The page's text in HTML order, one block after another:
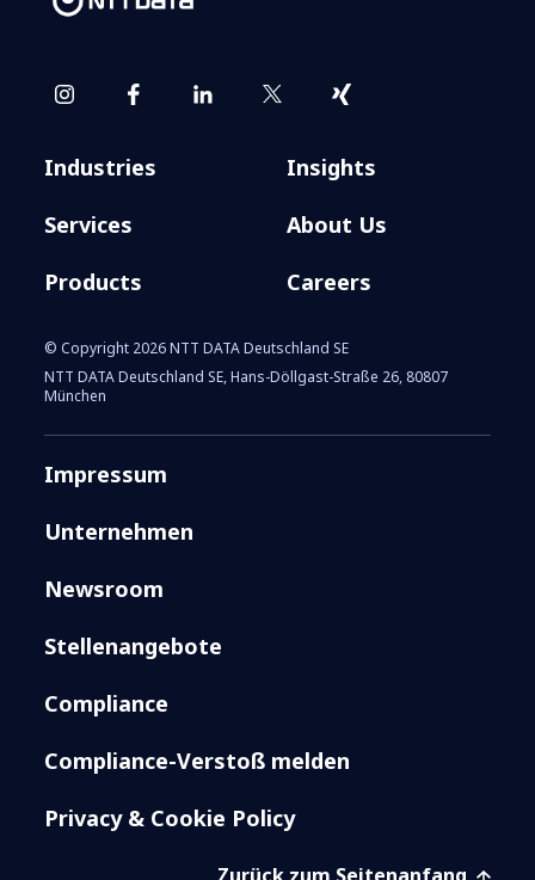
Industries
Services
Products
Insights
About Us
Careers
© Copyright 2026 NTT DATA Deutschland SE
NTT DATA Deutschland SE, Hans-Döllgast-Straße 26, 80807
München
Impressum
Unternehmen
Newsroom
Stellenangebote
Compliance
Compliance-Verstoß melden
Privacy & Cookie Policy